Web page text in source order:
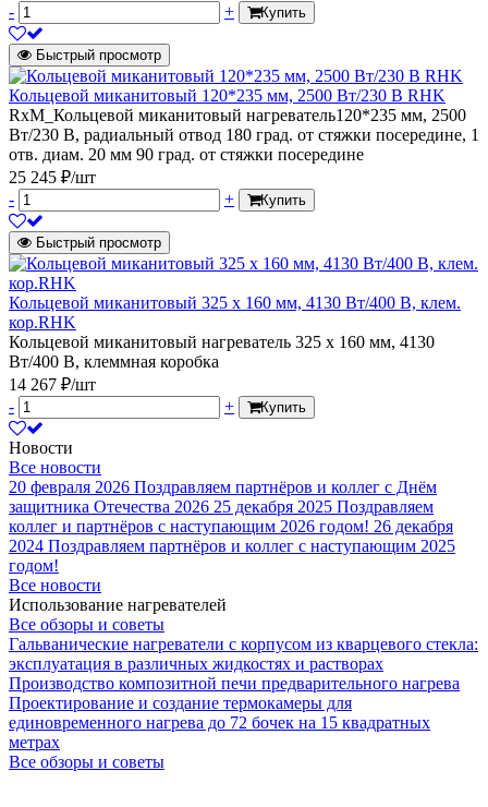
-
+ Купить
Быстрый просмотр
Кольцевой миканитовый 120*235 мм, 2500 Вт/230 В RHK
RxM_Кольцевой миканитовый нагреватель120*235 мм, 2500
Вт/230 В, радиальный отвод 180 град. от стяжки посередине, 1
отв. диам. 20 мм 90 град. от стяжки посередине
25 245 ₽/шт
-
+ Купить
Быстрый просмотр
Кольцевой миканитовый 325 х 160 мм, 4130 Вт/400 В, клем.
кор.RHK
Кольцевой миканитовый нагреватель 325 х 160 мм, 4130
Вт/400 В, клеммная коробка
14 267 ₽/шт
-
+ Купить
Новости
Все новости
20 февраля 2026 Поздравляем партнёров и коллег с Днём
защитника Отечества 2026 25 декабря 2025 Поздравляем
коллег и партнёров с наступающим 2026 годом! 26 декабря
2024 Поздравляем партнёров и коллег с наступающим 2025
годом!
Все новости
Использование нагревателей
Все обзоры и советы
Гальванические нагреватели с корпусом из кварцевого стекла:
эксплуатация в различных жидкостях и растворах
Производство композитной печи предварительного нагрева
Проектирование и создание термокамеры для
единовременного нагрева до 72 бочек на 15 квадратных
метрах
Все обзоры и советы